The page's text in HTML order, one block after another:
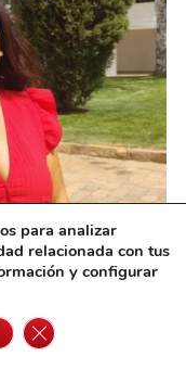
familia y
un
para analizar
relacionada con tus
y configurar
Cerrar el banner de